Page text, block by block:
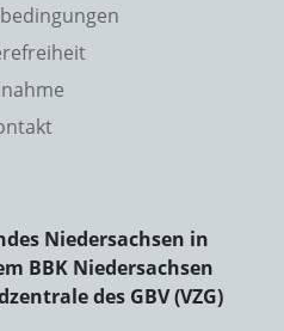
Niedersachsen in
BBK Niedersachsen
des GBV (VZG)